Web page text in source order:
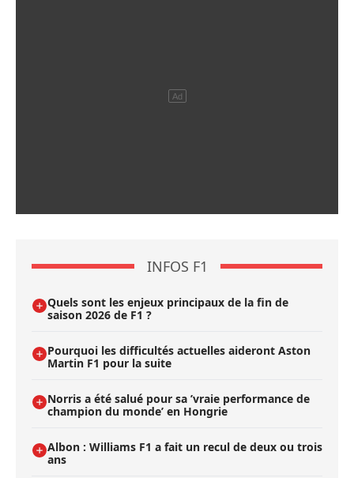
INFOS F1
Quels sont les enjeux principaux de la fin de
saison 2026 de F1 ?
Pourquoi les difficultés actuelles aideront Aston
Martin F1 pour la suite
Norris a été salué pour sa ’vraie performance de
champion du monde’ en Hongrie
Albon : Williams F1 a fait un recul de deux ou trois
ans